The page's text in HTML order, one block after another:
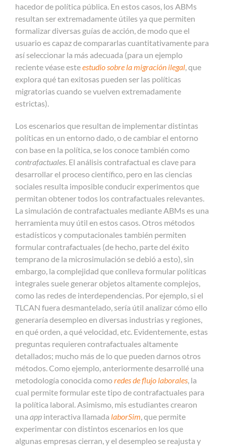
hacedor de política pública. En estos casos, los ABMs
resultan ser extremadamente útiles ya que permiten
formalizar diversas guías de acción, de modo que el
usuario es capaz de compararlas cuantitativamente para
así seleccionar la más adecuada (para un ejemplo
reciente véase esteestudio sobre la migración ilegal, que
explora qué tan exitosas pueden ser las políticas
migratorias cuando se vuelven extremadamente
estrictas).
Los escenarios que resultan de implementar distintas
políticas en un entorno dado, o de cambiar el entorno
con base en la política, se los conoce también como
contrafactuales. El análisis contrafactual es clave para
desarrollar el proceso científico, pero en las ciencias
sociales resulta imposible conducir experimentos que
permitan obtener todos los contrafactuales relevantes.
La simulación de contrafactuales mediante ABMs es una
herramienta muy útil en estos casos. Otros métodos
estadísticos y computacionales también permiten
formular contrafactuales (de hecho, parte del éxito
temprano de la microsimulación se debió a esto), sin
embargo, la complejidad que conlleva formular políticas
integrales suele generar objetos altamente complejos,
como las redes de interdependencias. Por ejemplo, si el
TLCAN fuera desmantelado, sería útil analizar cómo ello
generaría desempleo en diversas industrias y regiones,
en qué orden, a qué velocidad, etc. Evidentemente, estas
preguntas requieren contrafactuales altamente
detallados; mucho más de lo que pueden darnos otros
métodos. Como ejemplo, anteriormente desarrollé una
metodología conocida comoredes de flujo laborales, la
cual permite formular este tipo de contrafactuales para
la política laboral. Asimismo, mis estudiantes crearon
una app interactiva llamada laborSim, que permite
experimentar con distintos escenarios en los que
algunas empresas cierran, y el desempleo se reajusta y